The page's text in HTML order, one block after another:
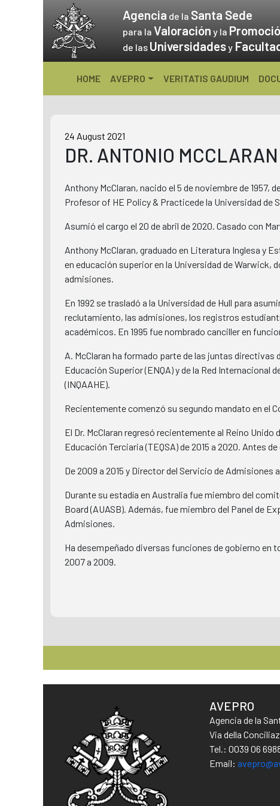
content
Agencia de la Santa Sede
para la Valoración y la
de las Universidadesy
HOME AVEPRO VERITATIS GAUDIUM
24 August 2021
DR. ANTONIO MCCLARAN
Anthony McClaran, nacido el 5 de noviembre de
Profesor of HE Policy & Practicede la Universidad de
Asumió el cargo el 20 de abril de 2020. Casado con
Anthony McClaran, graduado en Literatura Inglesa y
en educación superior en la Universidad de Warwick,
admisiones.
En 1992 se trasladó a la Universidad de Hull para
reclutamiento, las admisiones, los registros
académicos. En 1995 fue nombrado canciller en
A. McClaran ha formado parte de las juntas directivas
Educación Superior (ENQA) y de la Red Internacional
(INQAAHE).
Recientemente comenzó su segundo mandato en el
El Dr. McClaran regresó recientemente al Reino
Educación Terciaria (TEQSA) de 2015 a 2020. Antes
De 2009 a 2015 y Director del Servicio de Admisiones
Durante su estadía en Australia fue miembro del
Board (AUASB). Además, fue miembro del Panel de
Admisiones.
Ha desempeñado diversas funciones de gobierno en
2007 a 2009.
AVEPRO
Agencia de la
Via della
Tel.: 0039 06
Email: